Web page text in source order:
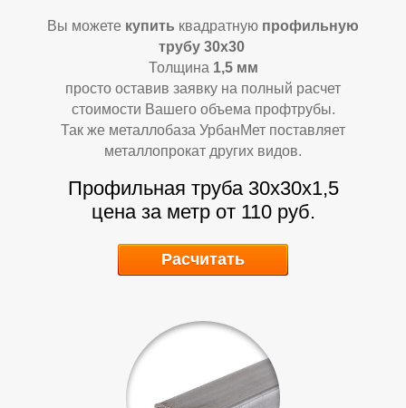
О
Вы можете купить квадратную профильную
трубу 30х30
Толщина 1,5 мм
просто оставив заявку на полный расчет
стоимости Вашего объема профтрубы.
Так же металлобаза УрбанМет поставляет
металлопрокат других видов.
Профильная труба 30х30х1,5
цена за метр от 110 руб.
Расчитать
О